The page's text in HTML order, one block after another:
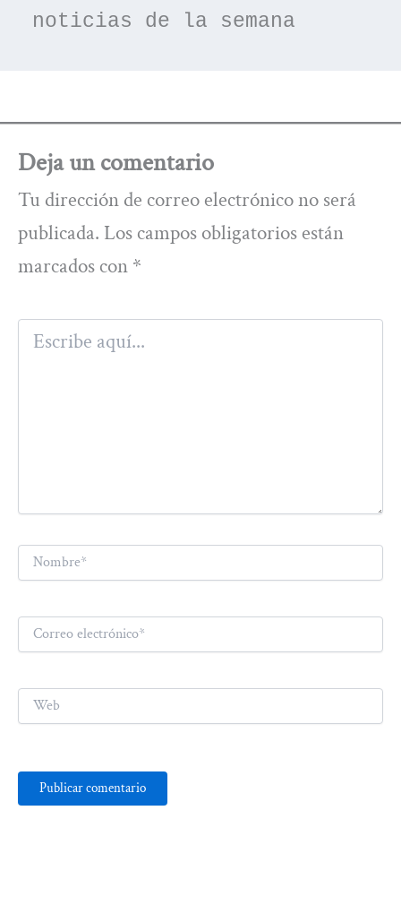
noticias de la semana
Deja un comentario
Tu dirección de correo electrónico no será
publicada. Los campos obligatorios están
marcados con *
Escribe
aquí...
Nombre*
Correo
electrónico*
Web